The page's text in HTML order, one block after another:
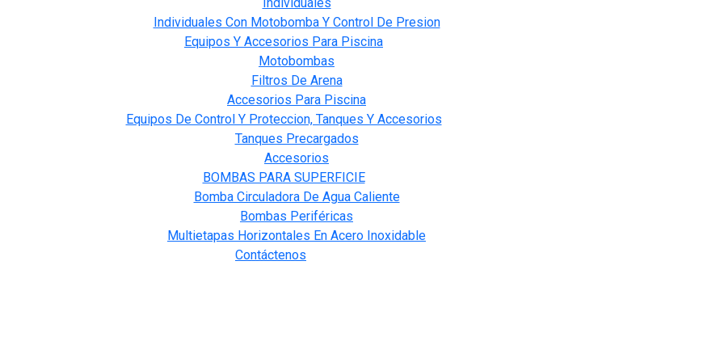
Individuales Con Motobomba Y Control De Presion
Equipos Y Accesorios Para Piscina
Motobombas
Filtros De Arena
Accesorios Para Piscina
Equipos De Control Y Proteccion, Tanques Y Accesorios
Tanques Precargados
Accesorios
BOMBAS PARA SUPERFICIE
Bomba Circuladora De Agua Caliente
Bombas Periféricas
Multietapas Horizontales En Acero Inoxidable
Contáctenos